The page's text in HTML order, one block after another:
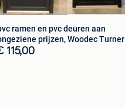
kwarts grijs, zwart 9005
ramen en pvc deuren aan
prijzen, Woodec Turner
115,00